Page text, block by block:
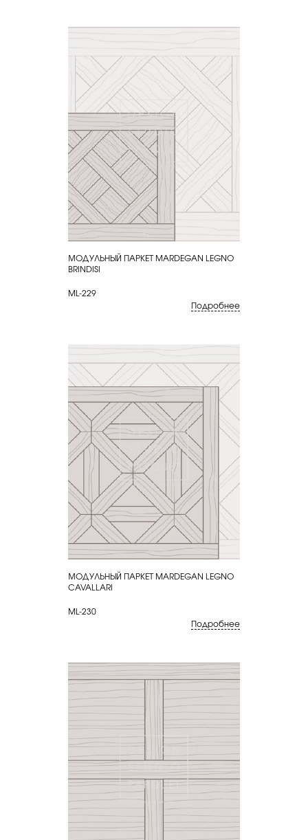
КУПИТЬ
МОДУЛЬНЫЙ ПАРКЕТ MARDEGAN LEGNO
BRINDISI
ML-229
Подробнее
КУПИТЬ
МОДУЛЬНЫЙ ПАРКЕТ MARDEGAN LEGNO
CAVALLARI
ML-230
Подробнее